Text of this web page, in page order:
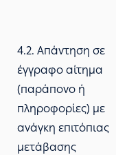
4.2. Απάντηση σε
έγγραφο αίτημα
(παράπονο ή
πληροφορίες) με
ανάγκη επιτόπιας
μετάβασης